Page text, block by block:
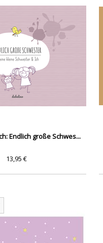
Endlich große Schwes...
13,95 €